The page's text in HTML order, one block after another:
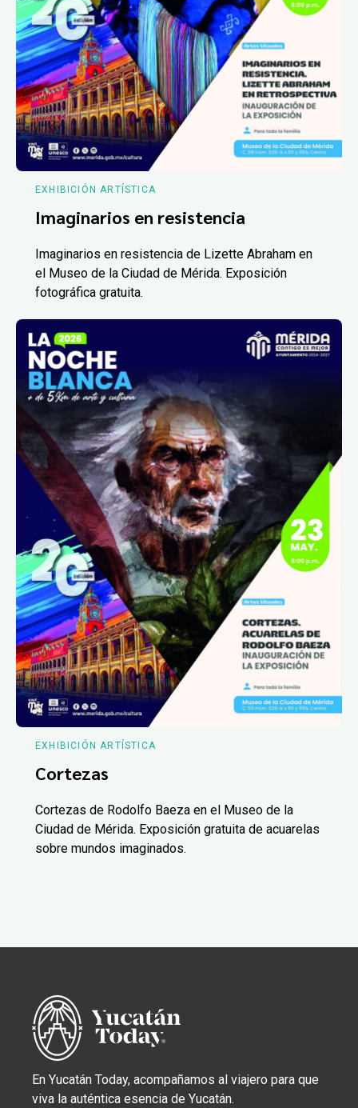
EXHIBICIÓN ARTÍSTICA
Imaginarios en resistencia
Imaginarios en resistencia de Lizette Abraham en
el Museo de la Ciudad de Mérida. Exposición
fotográfica gratuita.
EXHIBICIÓN ARTÍSTICA
Cortezas
Cortezas de Rodolfo Baeza en el Museo de la
Ciudad de Mérida. Exposición gratuita de acuarelas
sobre mundos imaginados.
En Yucatán Today, acompañamos al viajero para que
viva la auténtica esencia de Yucatán.